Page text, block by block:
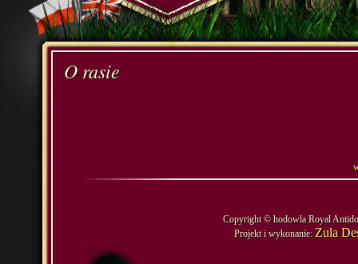
O rasie
Copyright © hodowla Royal
Projekt i wykonanie: Zula